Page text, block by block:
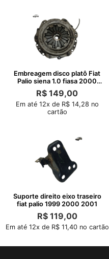
Embreagem disco platô Fiat
Palio siena 1.0 fiasa 2000
1999
R$ 149,00
Em até 12x de R$ 14,28 no
cartão
Suporte direito eixo traseiro
fiat palio 1999 2000 2001
R$119,00
Em até 12x de R$ 11,40 no cartão